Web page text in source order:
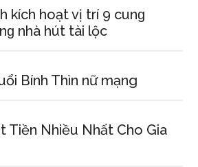
kích hoạt vị trí 9 cunɡ
nhà hút tài lộc
Bính Thìn nữ mạng
Tiền Nhiều Nhất Cho Gia